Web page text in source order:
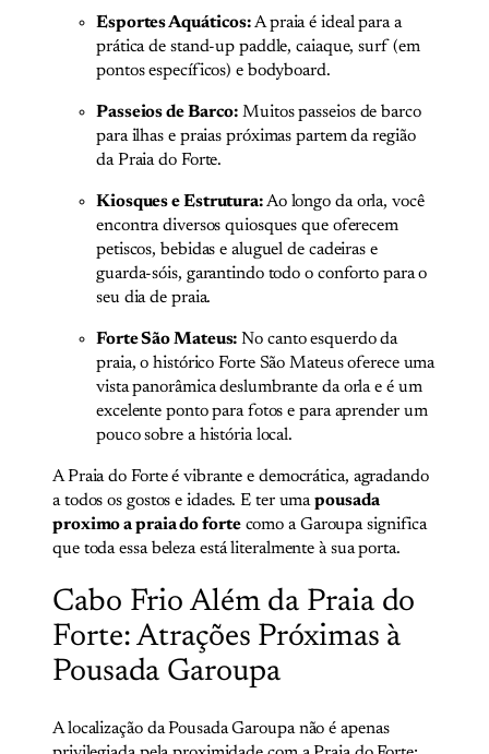
Esportes Aquáticos:A praia é ideal para a
prática de stand-up paddle, caiaque, surf (em
pontos específicos) e bodyboard.
Passeios de Barco: Muitos passeios de barco
para ilhas e praias próximas partem da região
da Praia do Forte.
Kiosques e Estrutura:Ao longo da orla, você
encontra diversos quiosques que oferecem
petiscos, bebidas e aluguel de cadeiras e
guarda-sóis, garantindo todo o conforto para o
seu dia de praia.
Forte São Mateus: No canto esquerdo da
praia, o histórico Forte São Mateus oferece uma
vista panorâmica deslumbrante da orla e é um
excelente ponto para fotos e para aprender um
pouco sobre a história local.
A Praia do Forte é vibrante e democrática, agradando
a todos os gostos e idades. E ter umapousada
proximo a praia do fortecomo a Garoupa significa
que toda essa beleza está literalmente à sua porta.
Cabo Frio Além da Praia do
Forte: Atrações Próximas à
Pousada Garoupa
A localização da Pousada Garoupa não é apenas